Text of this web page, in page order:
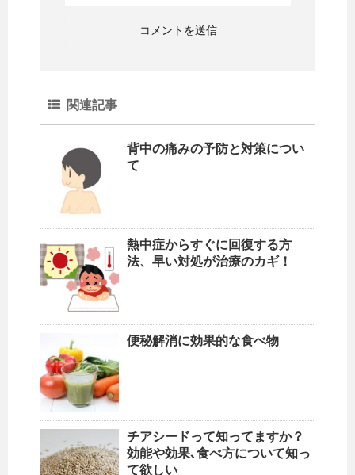
関連記事
背中の痛みの予防と対策につい
て
熱中症からすぐに回復する方
法、早い対処が治療のカギ！
便秘解消に効果的な食べ物
チアシードって知ってますか？
効能や効果､食べ方について知っ
て欲しい